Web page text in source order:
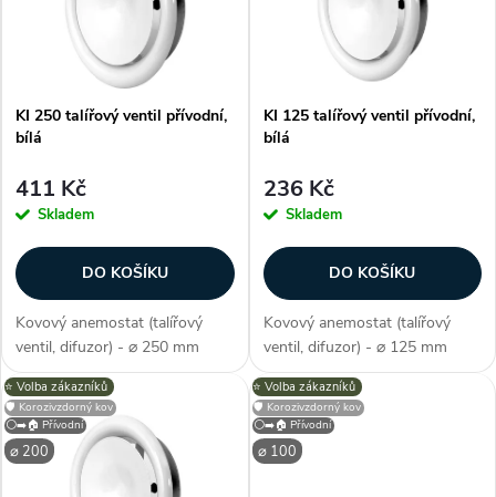
í
p
r
o
d
u
k
s
p
r
o
d
u
k
KI 250 talířový ventil přívodní,
bílá
411 Kč
Skladem
DO KOŠÍKU
Kovový anemostat (talířový
ventil, difuzor) - ⌀ 250 mm
(průměr), barva bílá (jako RAL
9016), přívodní, ocel potažená
polymerem, na stěnu / strop,
kruhový, regulace průtoku,...
KI 125 talířový ventil přívodní,
bílá
236 Kč
Skladem
DO KOŠÍKU
Kovový anemostat (talířový
ventil, difuzor) - ⌀ 125 mm
(průměr), barva bílá (jako RAL
9016), přívodní, ocel potažená
polymerem, na stěnu / strop,
kruhový, regulace průtoku,...
⭐️ Volba zákazníků
⌀ 200
⚪➡️🏠 Přívodní
🛡️ Korozivzdorný kov
⌀ 100
⭐️ Volba zákazníků
⚪➡️🏠 Přívodní
🛡️ Korozivzdorný kov